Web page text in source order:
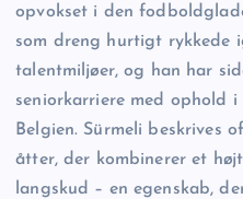
opvokset i den
som dreng hurtigt rykkede
talentmiljøer, og han har
seniorkarriere med ophold
Belgien. Sürmeli beskrives
åtter, der kombinerer et
langskud – en egenskab,